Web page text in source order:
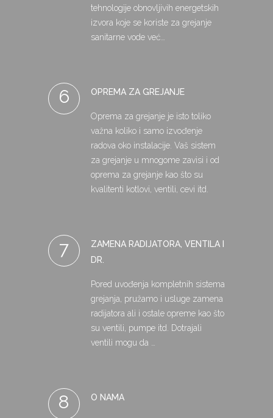
tehnologije obnovljivih energetskih
izvora koje se koriste za grejanje
sanitarne vode već…
6 OPREMA ZA GREJANJE
Oprema za grejanje je isto toliko
važna koliko i samo izvođenje
radova oko instalacije. Vaš sistem
za grejanje u mnogome zavisi i od
oprema za grejanje kao što su
kvalitenti kotlovi, ventili, cevi itd.
7
ZAMENA RADIJATORA, VENTILA I
DR.
Pored uvođenja kompletnih sistema
grejanja, pružamo i usluge zamena
radijatora ali i ostale opreme kao što
su ventili, pumpe itd. Dotrajali
ventili mogu da …
8 O NAMA